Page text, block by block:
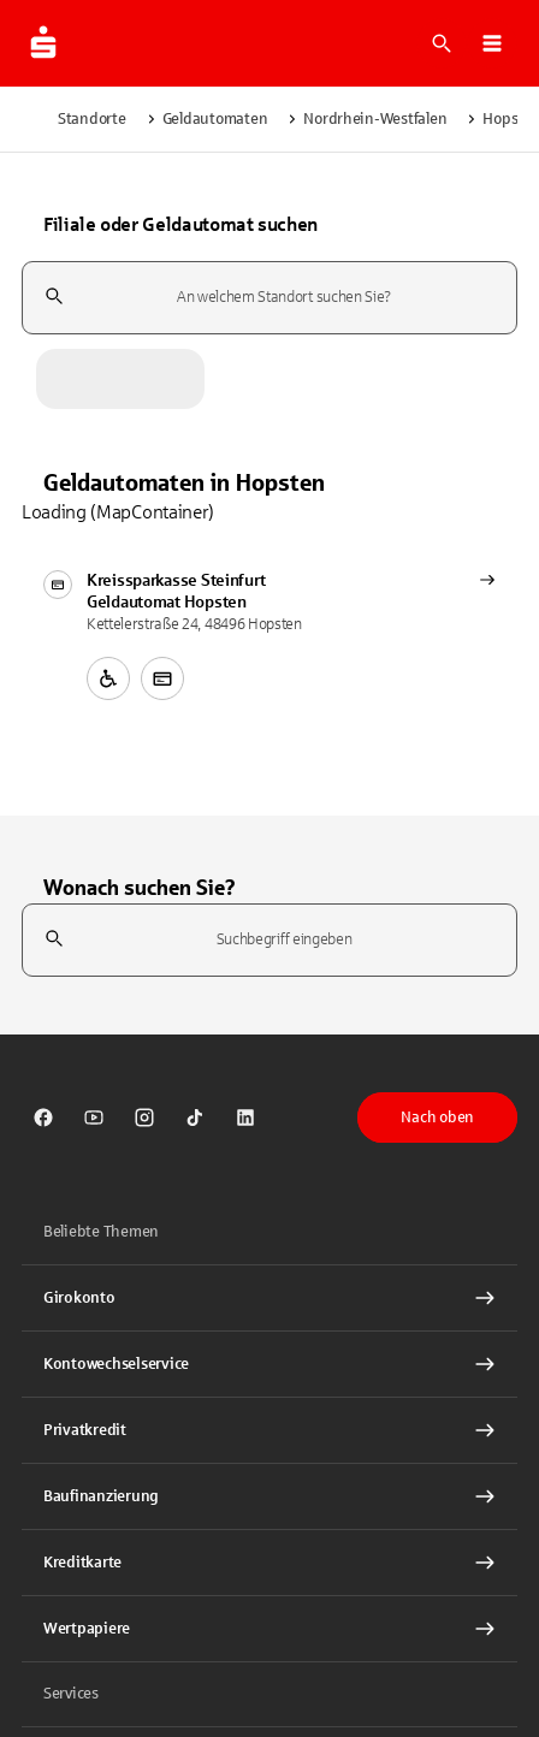
Suche
Standorte Geldautomaten Nordrhein-Westfalen
Filiale oder Geldautomat suchen
Suchfeld
Geldautomaten in Hopsten
Kreissparkasse Steinfurt
Geldautomat Hopsten
Kettelerstraße 24, 48496 Hopsten
Loading (MapContainer)
Wonach suchen Sie?
Suchfeld
Sparkasse auf Facebook
Sparkasse auf Youtube
Sparkasse auf Instagram
Sparkasse auf TikTok
Sparkasse auf LinkedIn
Nach oben
Beliebte Themen
Girokonto
Kontowechselservice
Privatkredit
Baufinanzierung
Kreditkarte
Wertpapiere
Services